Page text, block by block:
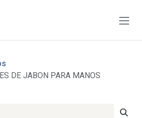
DE JABON PARA MANOS